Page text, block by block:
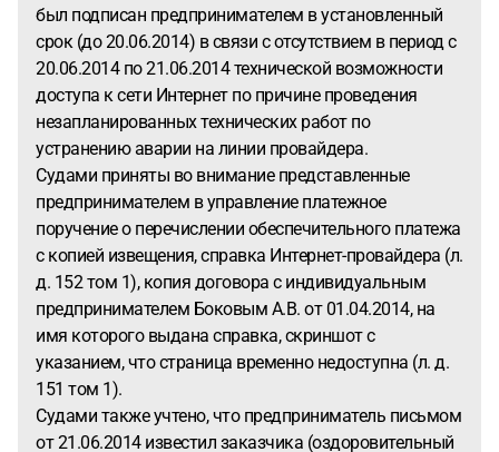
был подписан предпринимателем в установленный
срок (до 20.06.2014) в связи с отсутствием в период с
20.06.2014 по 21.06.2014 технической возможности
доступа к сети Интернет по причине проведения
незапланированных технических работ по
устранению аварии на линии провайдера.
Судами приняты во внимание представленные
предпринимателем в управление платежное
поручение о перечислении обеспечительного платежа
с копией извещения, справка Интернет-провайдера (л.
д. 152 том 1), копия договора с индивидуальным
предпринимателем Боковым А.В. от 01.04.2014, на
имя которого выдана справка, скриншот с
указанием, что страница временно недоступна (л. д.
151 том 1).
Судами также учтено, что предприниматель письмом
от 21.06.2014 известил заказчика (оздоровительный